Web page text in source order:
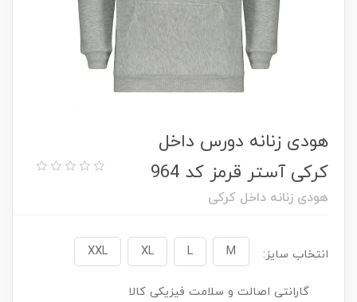
هودی زنانه دورس داخل
کرکی آستر قرمز کد 964
هودی زنانه داخل کرکی
انتخاب سایز: M
L
XL
XXL
گارانتی اصالت و سلامت فیزیکی کالا